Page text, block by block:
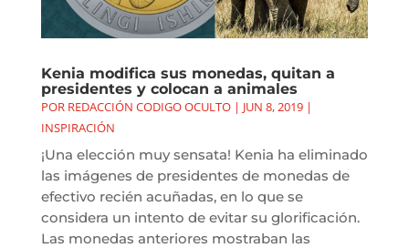
Kenia modifica sus monedas, quitan a
presidentes y colocan a animales
POR REDACCIÓN CODIGO OCULTO| JUN 8, 2019|
INSPIRACIÓN
¡Una elección muy sensata! Kenia ha eliminado
las imágenes de presidentes de monedas de
efectivo recién acuñadas, en lo que se
considera un intento de evitar su glorificación.
Las monedas anteriores mostraban las